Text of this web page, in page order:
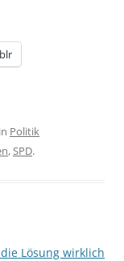
in Politik
,SPD.
Lösung wirklich